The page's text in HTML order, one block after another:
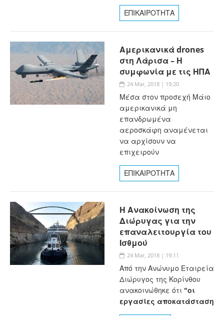
ΕΠΙΚΑΙΡΟΤΗΤΑ
Αμερικανικά drones
στη Λάρισα – Η
συμφωνία με τις ΗΠΑ
24 Mar, 2018 | 19:20
Μέσα στον προσεχή Μάιο
αμερικανικά μη
επανδρωμένα
αεροσκάφη αναμένεται
να αρχίσουν να
επιχειρούν
ΕΠΙΚΑΙΡΟΤΗΤΑ
Η Ανακοίνωση της
Διώρυγας για την
επαναλειτουργία του
Ισθμού
24 Mar, 2018 | 19:11
Από την Ανώνυμο Εταιρεία
Διώρυγος της Κορίνθου
ανακοινώθηκε ότι "οι
εργασίες αποκατάσταση